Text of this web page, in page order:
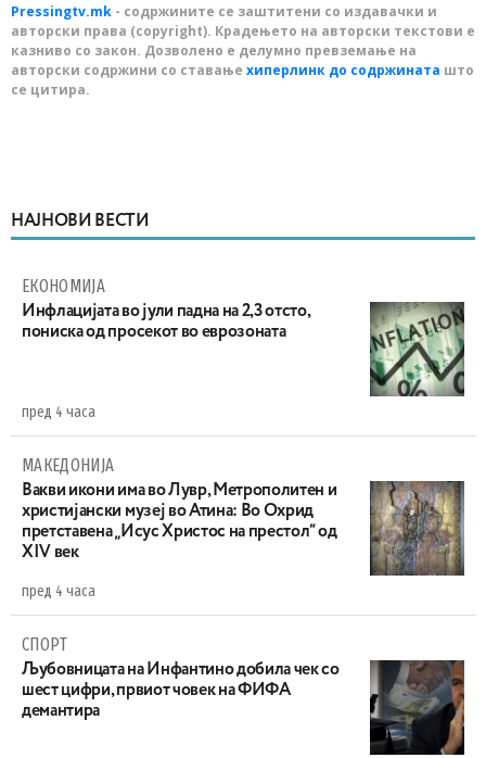
Pressingtv.mk - содржините се заштитени со издавачки и
авторски права (copyright). Крадењето на авторски текстови е
казниво со закон. Дозволено е делумно превземање на
авторски содржини со ставање хиперлинк до содржината што
се цитира.
НАЈНОВИ ВЕСТИ
ЕКОНОМИЈА
Инфлацијата во јули падна на 2,3 отсто,
пониска од просекот во еврозоната
пред 4 часа
МАКЕДОНИЈА
Вакви икони има во Лувр, Метрополитен и
христијански музеј во Атина: Во Охрид
претставена „Исус Христос на престол“ од
XIV век
пред 4 часа
СПОРТ
Љубовницата на Инфантино добила чек со
шест цифри, првиот човек на ФИФА
демантира